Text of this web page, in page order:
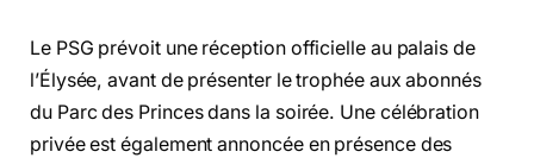
Le PSG prévoit une réception officielle au palais de
l’Élysée, avant de présenter le trophée aux abonnés
du Parc des Princes dans la soirée. Une célébration
privée est également annoncée en présence des